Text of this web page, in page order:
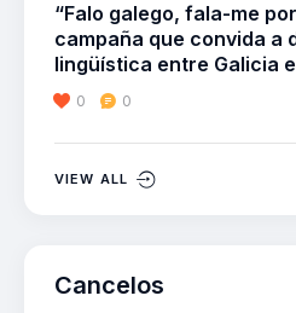
“Falo galego, fala-me
campaña que convida a
lingüística entre Galicia
0 0
VIEW ALL
Cancelos